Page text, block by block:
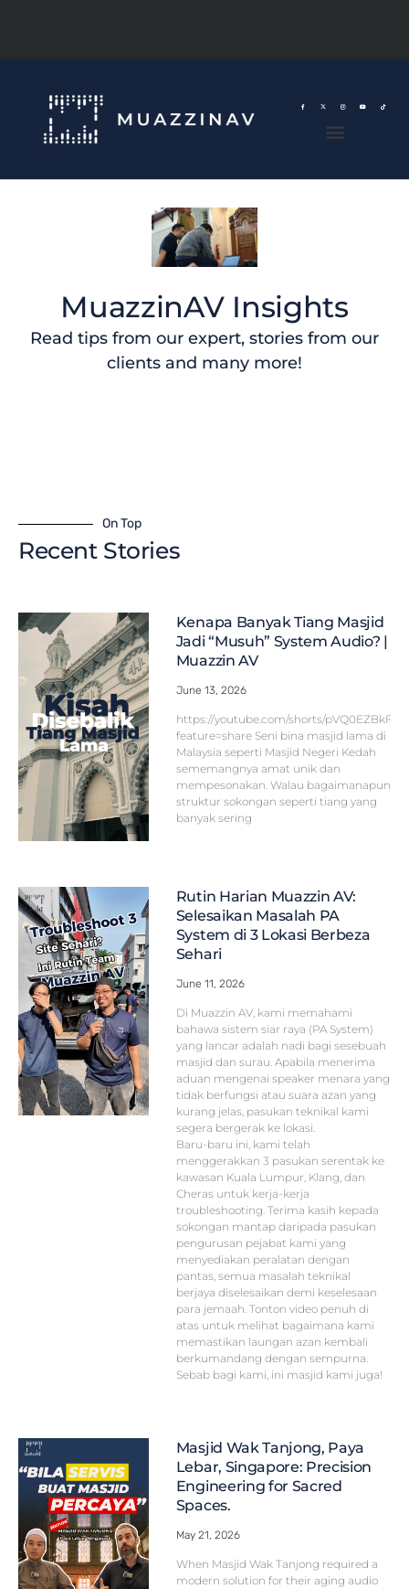
MuazzinAV Insights
Read tips from our expert, stories from our
clients and many more!
On Top
Recent Stories
Kenapa Banyak Tiang Masjid
Jadi “Musuh” System Audio? |
Muazzin AV
June 13, 2026
https://youtube.com/shorts/
feature=share Seni bina masjid lama di
Malaysia seperti Masjid Negeri Kedah
sememangnya amat unik dan
mempesonakan. Walau bagaimanapun,
struktur sokongan seperti tiang yang
banyak sering
Rutin Harian Muazzin AV:
Selesaikan Masalah PA
System di 3 Lokasi Berbeza
Sehari
June 11, 2026
Di Muazzin AV, kami memahami
bahawa sistem siar raya (PA System)
yang lancar adalah nadi bagi sesebuah
masjid dan surau. Apabila menerima
aduan mengenai speaker menara yang
tidak berfungsi atau suara azan yang
kurang jelas, pasukan teknikal kami
segera bergerak ke lokasi.
Baru-baru ini, kami telah
menggerakkan 3 pasukan serentak ke
kawasan Kuala Lumpur, Klang, dan
Cheras untuk kerja-kerja
troubleshooting. Terima kasih kepada
sokongan mantap daripada pasukan
pengurusan pejabat kami yang
menyediakan peralatan dengan
pantas, semua masalah teknikal
berjaya diselesaikan demi keselesaan
para jemaah. Tonton video penuh di
atas untuk melihat bagaimana kami
memastikan laungan azan kembali
berkumandang dengan sempurna.
Sebab bagi kami, ini masjid kami juga!
Masjid Wak Tanjong, Paya
Lebar, Singapore: Precision
Engineering for Sacred
Spaces.
May 21, 2026
When Masjid Wak Tanjong required a
modern solution for their aging audio